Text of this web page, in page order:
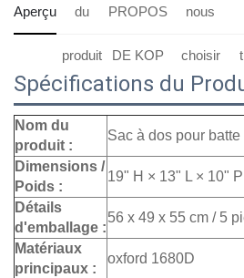
Aperçu du
produit
PROPOS
DE KOP
nous
choisir
Spécifications du
Nom du
produit :
Sac à dos pour
Dimensions /
Poids :
19" H × 13" L × 10"
Détails
d'emballage :
56 x 49 x 55 cm / 5
Matériaux
principaux :
oxford 1680D